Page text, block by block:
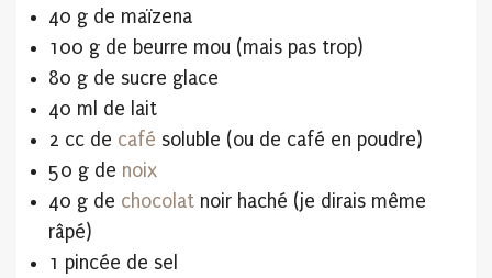
40 g de maïzena
100 g de beurre mou (mais pas trop)
80 g de sucre glace
40 ml de lait
2 cc de café soluble (ou de café en poudre)
50 g de noix
40 g de chocolat noir haché (je dirais même
râpé)
1 pincée de sel